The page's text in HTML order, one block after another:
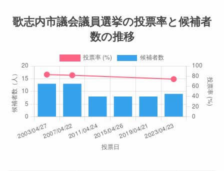
歌志内市議会議員選挙の投票率と候補者
数の推移